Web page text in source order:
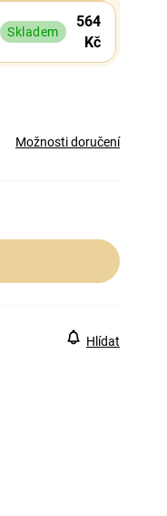
Skladem
564
Kč
Možnosti doručení
Hlídat